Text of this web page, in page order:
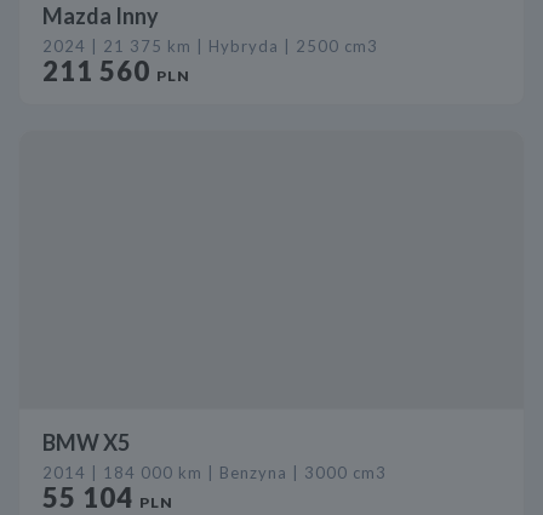
Mazda Inny
2024 | 21 375 km | Hybryda | 2500 cm3
211 560 PLN
BMW X5
2014 | 184 000 km | Benzyna | 3000 cm3
55 104 PLN